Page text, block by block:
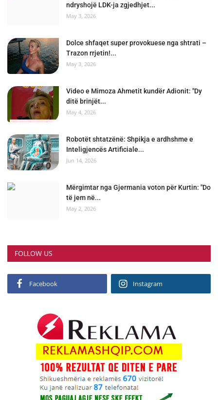
ndryshojë LDK-ja zgjedhjet...
May 3, 2026
Dolce shfaqet super provokuese nga shtrati –
Trazon rrjetin!...
May 3, 2026
Video e Mimoza Ahmetit kundër Adionit: "Dy
ditë brinjët...
May 4, 2026
Robotët shtatzënë: Shpikja e ardhshme e
Inteligjencës Artificiale...
Jun 14, 2026
Mërgimtar nga Gjermania voton për Kurtin: "Do
të jem në...
May 2, 2026
FOLLOW US
Facebook Instagram